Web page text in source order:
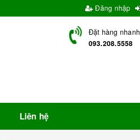
Đăng nhập
Đặt hàng nhanh
093.208.5558
Liên hệ